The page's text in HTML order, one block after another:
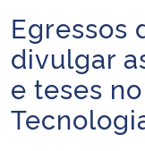
Ministério da Infraestrutura
Ministério da Agricultura,
Ministério da Educação
Início do conteúdo
Egressos
divulgar
e teses